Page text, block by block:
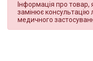
Інформація про товар,
замінює консультацію
медичного